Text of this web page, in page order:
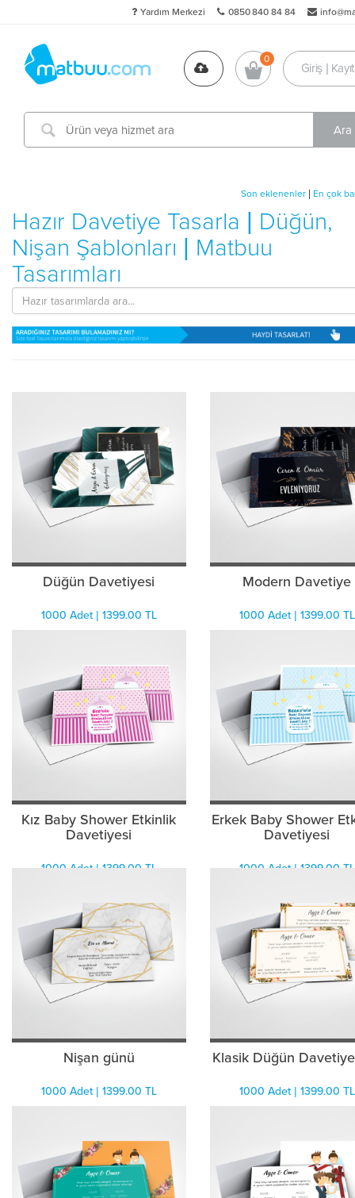
0850 840 84 84
Yardım Merkezi
Giriş | Kayıt
Son eklenenler En çok
Hazır Davetiye Tasarla | Düğün,
Nişan Şablonları | Matbuu
Tasarımları
Düğün Davetiyesi
1000 Adet | 1399.00 TL
Modern Davetiye
1000 Adet | 1399.00 TL
Kız Baby Shower Etkinlik
Davetiyesi
1000 Adet | 1399.00 TL
Erkek Baby Shower
Davetiyesi
1000 Adet | 1399.00 TL
Nişan günü
1000 Adet | 1399.00 TL
Klasik Düğün
1000 Adet | 1399.00 TL